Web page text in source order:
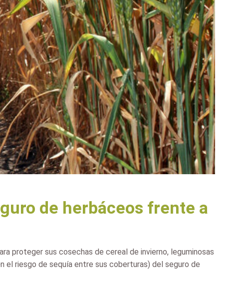
de herbáceos frente a
proteger sus cosechas de cereal de invierno, leguminosas
el riesgo de sequía entre sus coberturas) del seguro de